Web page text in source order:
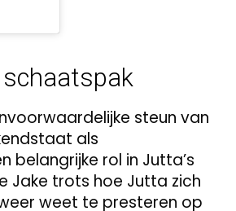
steun van
als
belangrijke rol in Jutta’s
Jake trots hoe Jutta zich
weet te presteren op